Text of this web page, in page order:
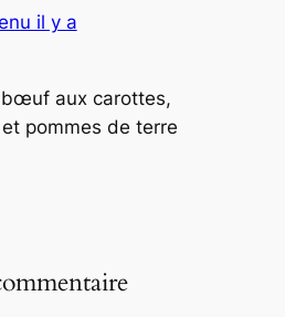
il y a
aux carottes,
pommes de terre